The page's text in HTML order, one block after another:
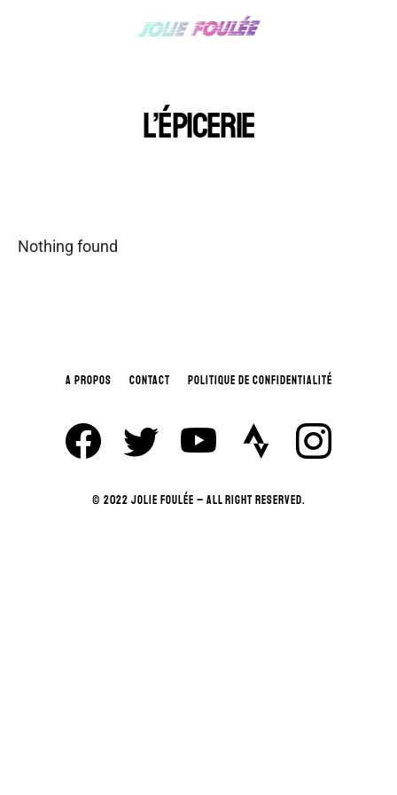
L’ÉPICERIE
Nothing found
A PROPOS CONTACT POLITIQUE DE CONFIDENTIALITÉ
© 2022 JOLIE FOULÉE – ALL RIGHT RESERVED.